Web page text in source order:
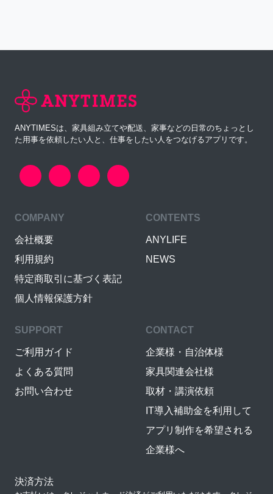
ANYTIMESは、家具組み立てや配送、家事などの日常のちょっとし
た用事を依頼したい人と、仕事をしたい人をつなげるアプリです。
COMPANY
会社概要
利用規約
特定商取引に基づく表記
個人情報保護方針
CONTENTS
ANYLIFE
NEWS
SUPPORT
ご利用ガイド
よくある質問
お問い合わせ
CONTACT
企業様・自治体様
家具関連会社様
取材・講演依頼
IT導入補助金を利用して
アプリ制作を希望される
企業様へ
決済方法